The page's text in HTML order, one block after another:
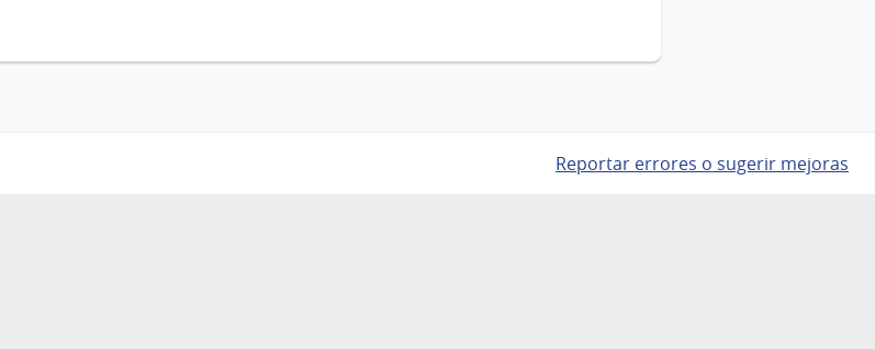
Reportar errores o sugerir mejoras